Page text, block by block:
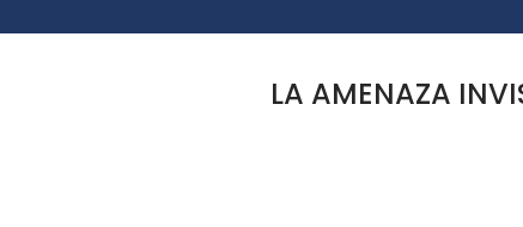
LA AMENAZA